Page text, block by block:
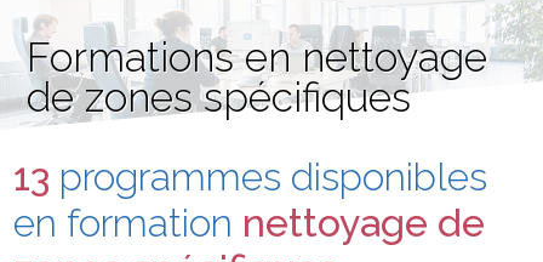
Formations en nettoyage
de zones spécifiques
13 programmes disponibles
en formation nettoyage de